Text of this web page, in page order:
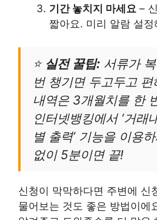
기간 놓치지 마세요 –
짧아요. 미리 알람 설
⭐ 실전 꿀팁: 서류가
번 챙기면 두고두고
내역은 3개월치를 한
인터넷뱅킹에서 ‘거래
별 출력’ 기능을 이용
없이 5분이면 끝!
신청이 막막하다면 주변에 신
물어보는 것도 좋은 방법이에